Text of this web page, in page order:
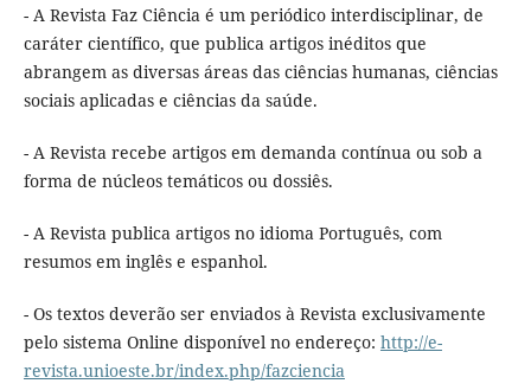
- A Revista Faz Ciência é um periódico interdisciplinar, de
caráter científico, que publica artigos inéditos que
abrangem as diversas áreas das ciências humanas, ciências
sociais aplicadas e ciências da saúde.
- A Revista recebe artigos em demanda contínua ou sob a
forma de núcleos temáticos ou dossiês.
- A Revista publica artigos no idioma Português, com
resumos em inglês e espanhol.
- Os textos deverão ser enviados à Revista exclusivamente
pelo sistema Online disponível no endereço: http://e-
revista.unioeste.br/index.php/fazciencia